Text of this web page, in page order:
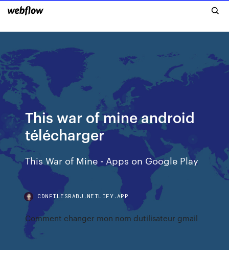
This war of mine android
télécharger
This War of Mine - Apps on Google Play
CDNFILESRABJ.NETLIFY.APP
Comment changer mon nom dutilisateur gmail